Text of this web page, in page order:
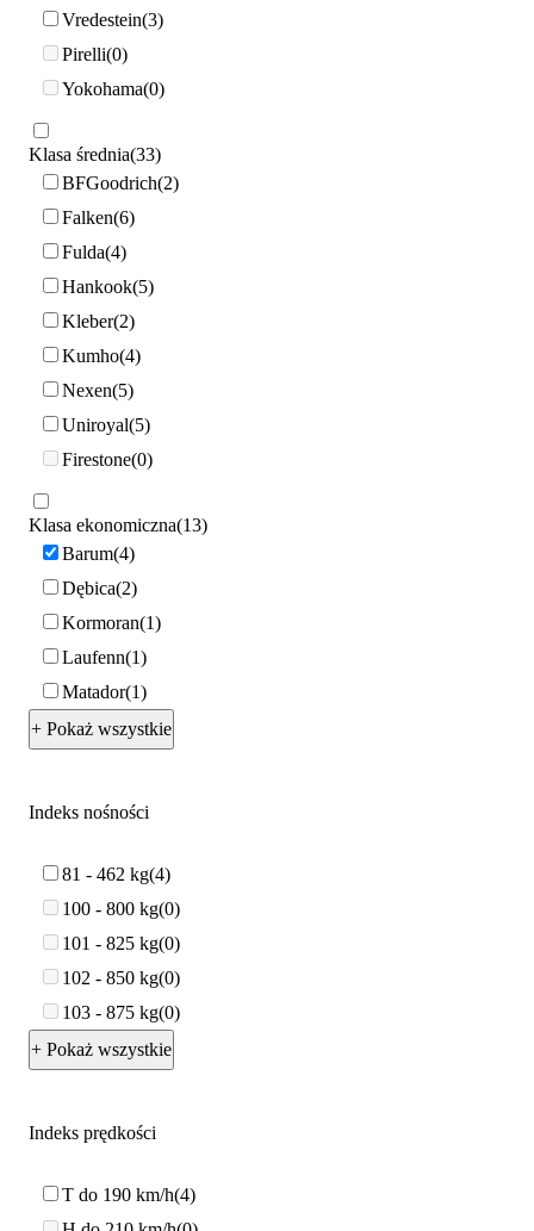
Vredestein 3
Pirelli 0
Yokohama 0
Klasa średnia 33
BFGoodrich 2
Falken 6
Fulda 4
Hankook 5
Kleber 2
Kumho 4
Nexen 5
Uniroyal 5
Firestone 0
Klasa ekonomiczna 13
Barum 4
Dębica 2
Kormoran 1
Laufenn 1
Matador 1
+ Pokaż wszystkie
Indeks nośności
81 - 462 kg 4
100 - 800 kg 0
101 - 825 kg 0
102 - 850 kg 0
103 - 875 kg 0
+ Pokaż wszystkie
Indeks prędkości
T do 190 km/h 4